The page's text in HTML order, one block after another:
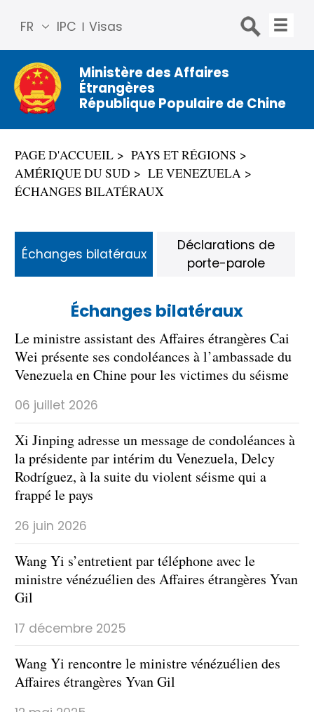
IPC Visas
FR
简体
中文
Engli
sh
Русс
Espa
ñol
Ministère des Affaires
Étrangères
République Populaire de Chine
PAGE D'ACCUEIL
PAYS ET RÉGIONS
AMÉRIQUE DU SUD
LE VENEZUELA
ÉCHANGES BILATÉRAUX
Échanges bilatéraux
Le ministre assistant des Affaires étrangères Cai
Wei présente ses condoléances à l’ambassade du
Venezuela en Chine pour les victimes du séisme
06 juillet 2026
Xi Jinping adresse un message de condoléances à
la présidente par intérim du Venezuela, Delcy
Rodríguez, à la suite du violent séisme qui a
frappé le pays
26 juin 2026
Wang Yi s’entretient par téléphone avec le
ministre vénézuélien des Affaires étrangères Yvan
Gil
17 décembre 2025
Wang Yi rencontre le ministre vénézuélien des
Affaires étrangères Yvan Gil
Échanges bilatéraux
Déclarations de
porte-parole